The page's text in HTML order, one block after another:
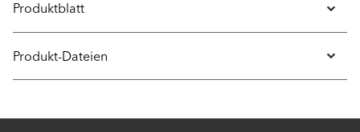
Produktblatt
Produkt-Dateien